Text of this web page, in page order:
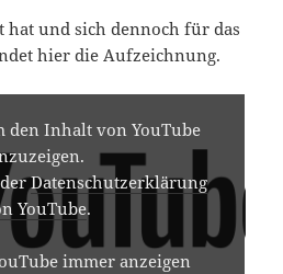
hat und sich dennoch für das
hier die Aufzeichnung.
den Inhalt von YouTube
Datenschutzerklärung
YouTube.
immer anzeigen